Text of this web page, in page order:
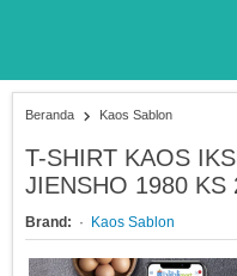
Beranda Kaos Sablon
T-SHIRT KAOS
JIENSHO 1980 KS
Brand: Kaos Sablon